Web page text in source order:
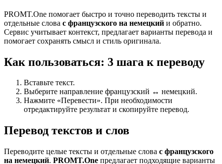
PROMT.One помогает быстро и точно переводить тексты и
отдельные слова с французского на немецкий и обратно.
Сервис учитывает контекст, предлагает варианты перевода и
помогает сохранять смысл и стиль оригинала.
Как пользоваться: 3 шага к переводу
Вставьте текст.
Выберите направление французский ↔ немецкий.
Нажмите «Перевести». При необходимости
отредактируйте результат и скопируйте перевод.
Перевод текстов и слов
Переводите целые тексты и отдельные слова с французского
на немецкий. PROMT.One предлагает подходящие варианты